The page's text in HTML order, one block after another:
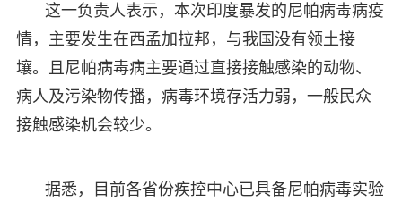
这一负责人表示，本次印度暴发的尼帕病毒病疫
情，主要发生在西孟加拉邦，与我国没有领土接
壤。且尼帕病毒病主要通过直接接触感染的动物、
病人及污染物传播，病毒环境存活力弱，一般民众
接触感染机会较少。
据悉，目前各省份疾控中心已具备尼帕病毒实验